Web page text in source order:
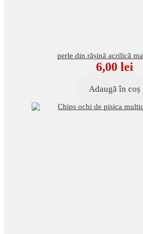
perle din rășină acrilică
6,00 lei
Adaugă în coș